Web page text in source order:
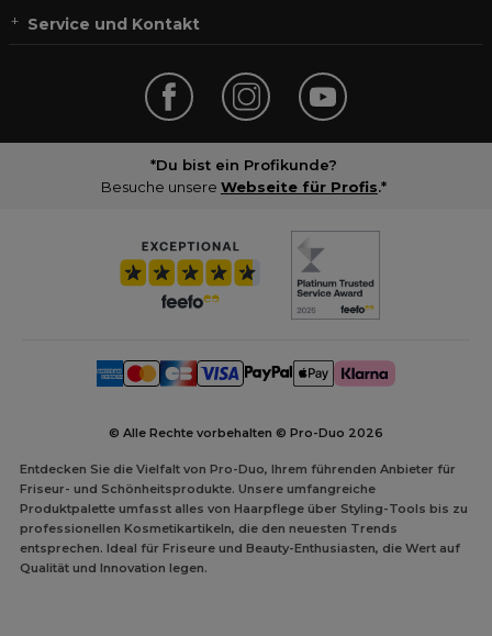
Service und Kontakt
*Du bist ein Profikunde?
Besuche unsere Webseite für Profis.*
© Alle Rechte vorbehalten © Pro-Duo 2026
Entdecken Sie die Vielfalt von Pro-Duo, Ihrem führenden Anbieter für
Friseur- und Schönheitsprodukte. Unsere umfangreiche
Produktpalette umfasst alles von Haarpflege über Styling-Tools bis zu
professionellen Kosmetikartikeln, die den neuesten Trends
entsprechen. Ideal für Friseure und Beauty-Enthusiasten, die Wert auf
Qualität und Innovation legen.